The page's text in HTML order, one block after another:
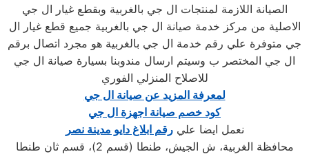
الصيانة اللازمة لمنتجات ال جي بالغربية وبقطع غيار ال جي
الاصلية من مركز خدمة صيانة ال جي بالغربية جميع قطع غيار ال
جي متوفرة علي رقم خدمة ال جي بالغربية هو مجرد اتصال برقم
ال جي المختصر ب وسيتم ارسال مندوبنا بسيارة صيانة ال جي
للاصلاح المنزلي الفوري
لمعرفة المزيد عن صيانة ال جي
كود خصم صيانة اجهزة ال جي
نعمل ايضا عليرقم ابلاغ دايو مدينة نصر
محافظة الغربية، ش الجيش، طنطا (قسم 2)، قسم ثان طنطا